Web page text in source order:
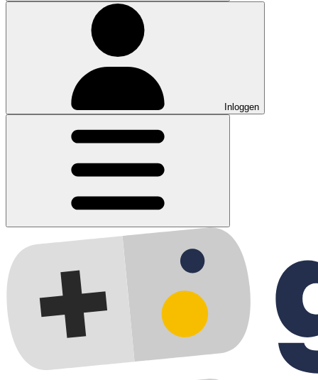
Inloggen